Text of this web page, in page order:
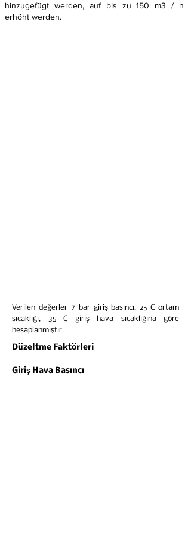
hinzugefügt werden, auf bis zu 150 m3 / h
erhöht werden.
Verilen değerler 7 bar giriş basıncı, 25 C ortam
sıcaklığı, 35 C giriş hava sıcaklığına göre
hesaplanmıştır
Düzeltme Faktörleri
Giriş Hava Basıncı